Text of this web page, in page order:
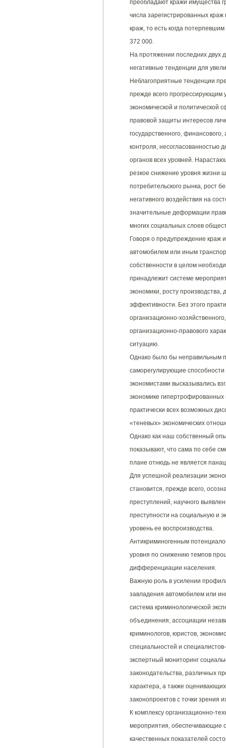
преобладают кражи имущества
числа зарегистрированных
краж, то есть когда
372 000.
На протяжении последних двух
негативные тенденции для
Неблагоприятные тенденции
прежде всего прогрессирующим
экономической и политической
правовой защиты интересов
государственного,
контроля, несогласованностью
органов всех уровней.
резкое снижение уровня жизни
потребительского рынка, рост
негативного воздействия на
значительные деформации
многих социальных слоев
Говоря о предупреждение краж
автомобилем или иным
собственности в целом
принадлежит системе
экономики, росту
эффективности. Без этого
организационно-
организационно-правового
ситуацию.
Однако было бы неправильным
саморегулирующие
экономистами высказывались
экономике
практически всех возможных
«теневых» экономических
Однако как наш собственный
показывают, что сама по себе
плане отнюдь не является
Для успешной реализации
становится, прежде всего,
преступлений, научного
преступности на социальную и
уровень ее воспроизводства.
Антикриминогенным
уровня по снижению темпов
дифференциации населения.
Важную роль в усилении
завладения автомобилем или
система криминологической
объединения, ассоциации
криминологов, юристов,
специальностей и
экспертный мониторинг
законодательства, различных
характера, а также
законопроектов с точки зрения
К комплексу организационно-
мероприятия, обеспечивающие
качественных показателей